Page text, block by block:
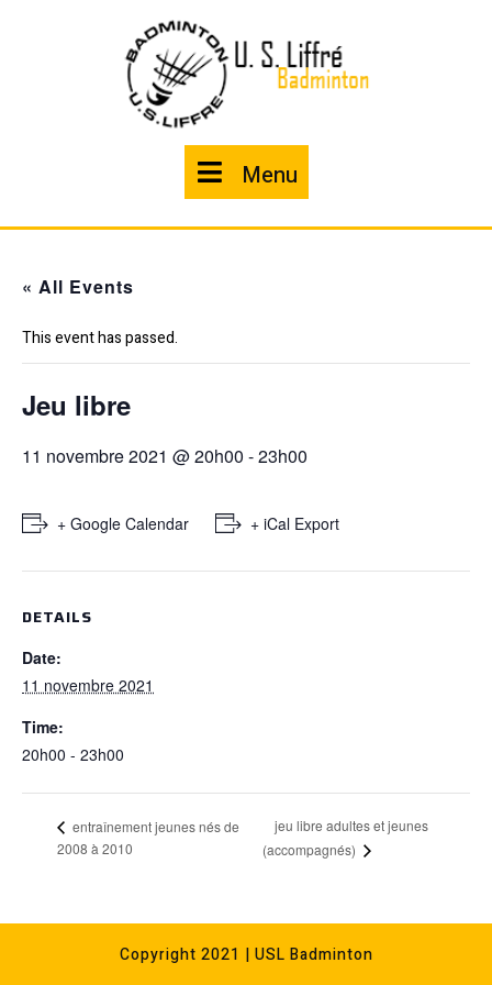
Menu
« All Events
This event has passed.
Jeu libre
11 novembre 2021 @ 20h00 -23h00
+ Google Calendar + iCal Export
DETAILS
Date:
11 novembre 2021
Time:
20h00 - 23h00
entraînement jeunes nés de
2008 à 2010
jeu libre adultes et jeunes
(accompagnés)
Copyright 2021 | USL Badminton